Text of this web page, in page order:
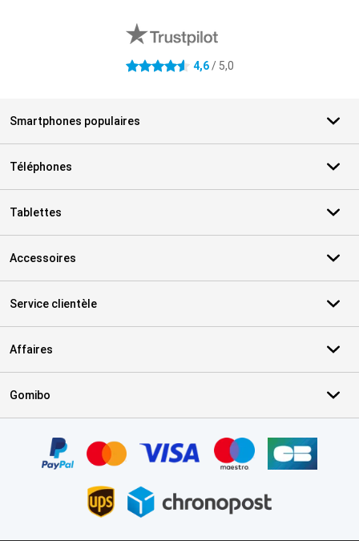
4.6 étoiles 4,6/ 5,0
Smartphones populaires
Téléphones
Tablettes
Accessoires
Service clientèle
Affaires
Gomibo